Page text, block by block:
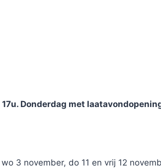
Donderdag met
3 november, do 11 en vrij 12